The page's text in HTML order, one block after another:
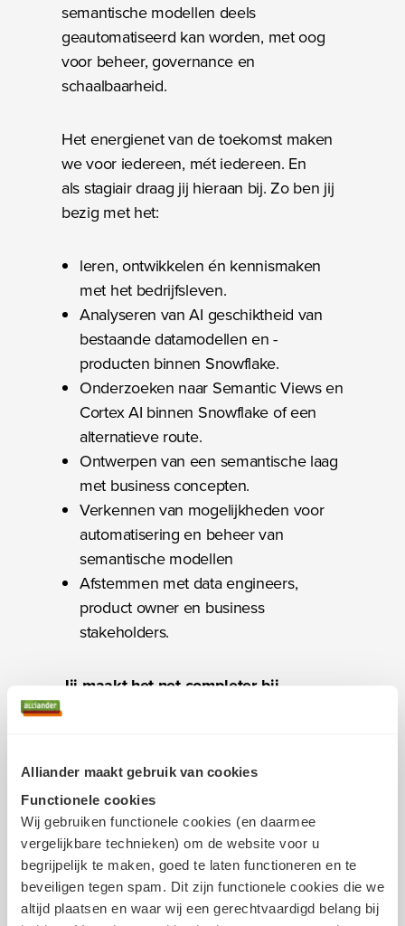
Alliander maakt gebruik van cookies
Functionele cookies
Wij gebruiken functionele cookies (en daarmee
vergelijkbare technieken) om de website voor u
begrijpelijk te maken, goed te laten functioneren en te
beveiligen tegen spam. Dit zijn functionele cookies die we
altijd plaatsen en waar wij een gerechtvaardigd belang bij
semantische modellen deels
geautomatiseerd kan worden, met oog
voor beheer, governance en
schaalbaarheid.
Het energienet van de toekomst maken
we voor iedereen, mét iedereen. En
als stagiair draag jij hieraan bij. Zo ben jij
bezig met het:
leren, ontwikkelen én kennismaken
met het bedrijfsleven.
Analyseren van AI geschiktheid van
bestaande datamodellen en -
producten binnen Snowflake.
Onderzoeken naar Semantic Views en
Cortex AI binnen Snowflake of een
alternatieve route.
Ontwerpen van een semantische laag
met business concepten.
Verkennen van mogelijkheden voor
automatisering en beheer van
semantische modellen
Afstemmen met data engineers,
product owner en business
stakeholders.
Jij maakt het net completer bij
Alliander
Wist je dat Alliander bestaat uit
verschillende bedrijven die samen
werken aan een betrouwbaar en
toekomstbestendig energienet? Met een
grote club vakmensen ontwikkelen en
beheren we het energienet voor
miljoenen inwoners en ondernemers in